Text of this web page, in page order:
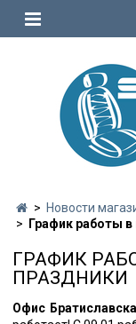
Новости
График работы
ГРАФИК
ПРАЗДНИКИ
Офис